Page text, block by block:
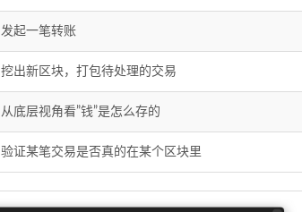
发起一笔转账
挖出新区块，打包待处理的交易
从底层视角看”钱”是怎么存的
验证某笔交易是否真的在某个区块里